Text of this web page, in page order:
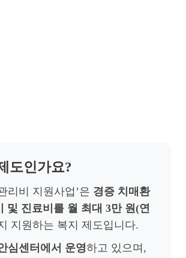
도인가요?
리비 지원사업’은 경증 치매환
및 진료비를 월 최대 3만 원(연
지원하는 복지 제도입니다.
심센터에서 운영하고 있으며,